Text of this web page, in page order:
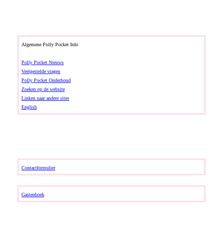
Algemene Polly Pocket Info
Polly Pocket Nieuws
Veelgestelde vragen
Polly Pocket Onderhoud
Zoeken op de website
Linken naar andere sites
English
Contactformulier
Gastenboek